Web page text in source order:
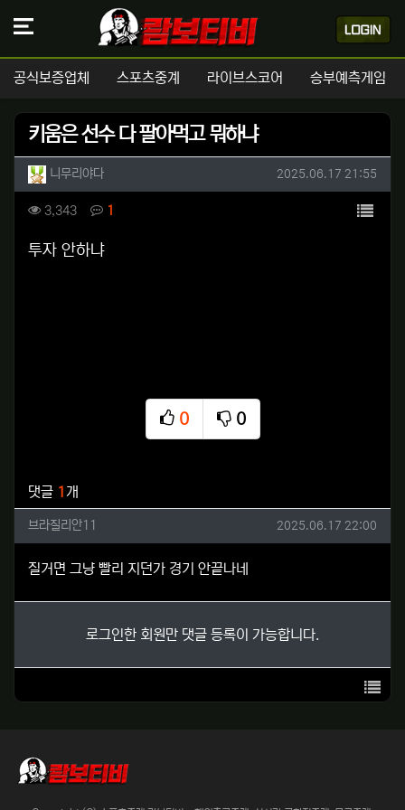
공식보증업체 스포츠중계 라이브스코어 승부예측게임
키움은 선수 다 팔아먹고 뭐하냐
작성자 정보
니무리야다작성 작성일
2025.06.17 21:55
컨텐츠 정보
3,343조회 1 목록
본문
투자 안하냐
0
추천
0
비추천
댓글 1개
브라질리안11님의 댓글
브라질리안11 작성일
2025.06.17 22:00
질거면 그냥 빨리 지던가 경기 안끝나네
로그인한 회원만 댓글 등록이 가능합니다.
목록